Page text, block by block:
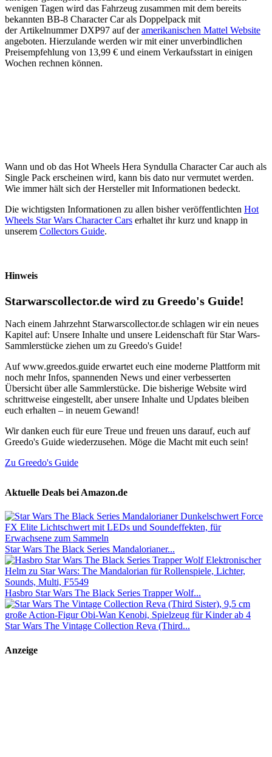
wenigen Tagen wird das Fahrzeug zusammen mit dem bereits
bekannten BB-8 Character Car als Doppelpack mit
der Artikelnummer DXP97 auf deramerikanischen Mattel Website
angeboten. Hierzulande werden wir mit einer unverbindlichen
Preisempfehlung von 13,99 € und einem Verkaufsstart in einigen
Wochen rechnen können.
Wann und ob das Hot Wheels Hera Syndulla Character Car auch als
Single Pack erscheinen wird, kann bis dato nur vermutet werden.
Wie immer hält sich der Hersteller mit Informationen bedeckt.
Die wichtigsten Informationen zu allen bisher veröffentlichten Hot
Wheels Star Wars Character Cars erhaltet ihr kurz und knapp in
unserem Collectors Guide.
Hinweis
Starwarscollector.de wird zu Greedo's Guide!
Nach einem Jahrzehnt Starwarscollector.de schlagen wir ein neues
Kapitel auf: Unsere Inhalte und unsere Leidenschaft für Star Wars-
Sammlerstücke ziehen um zu Greedo's Guide!
Auf www.greedos.guide erwartet euch eine moderne Plattform mit
noch mehr Infos, spannenden News und einer verbesserten
Übersicht über alle Sammlerstücke. Die bisherige Website wird
schrittweise eingestellt, aber unsere Inhalte und Updates bleiben
euch erhalten – in neuem Gewand!
Wir danken euch für eure Treue und freuen uns darauf, euch auf
Greedo's Guide wiederzusehen. Möge die Macht mit euch sein!
Zu Greedo's Guide
Aktuelle Deals bei Amazon.de
Star Wars The Black Series Mandalorianer...
Hasbro Star Wars The Black Series Trapper Wolf...
Star Wars The Vintage Collection Reva (Third...
Anzeige